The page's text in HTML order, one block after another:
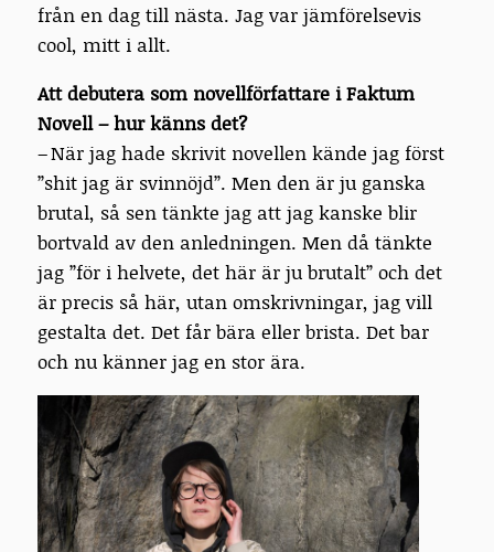
från en dag till nästa. Jag var jämförelsevis
cool, mitt i allt.
Att debutera som novellförfattare i Faktum
Novell – hur känns det?
– När jag hade skrivit novellen kände jag först
”shit jag är svinnöjd”. Men den är ju ganska
brutal, så sen tänkte jag att jag kanske blir
bortvald av den anledningen. Men då tänkte
jag ”för i helvete, det här är ju brutalt” och det
är precis så här, utan omskrivningar, jag vill
gestalta det. Det får bära eller brista. Det bar
och nu känner jag en stor ära.